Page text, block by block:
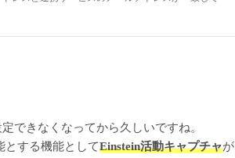
できなくなってから久しいですね。
とする機能としてEinstein活動キャプチャが